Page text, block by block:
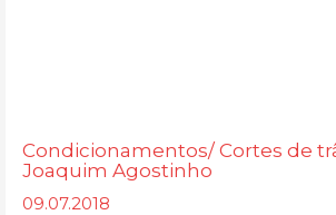
Condicionamentos/ Cortes de
Joaquim Agostinho
09.07.2018